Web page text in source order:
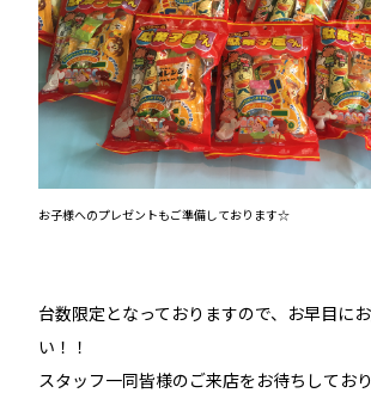
お子様へのプレゼントもご準備しております☆
台数限定となっておりますので、お早目に
い！！
スタッフ一同皆様のご来店をお待ちしてお